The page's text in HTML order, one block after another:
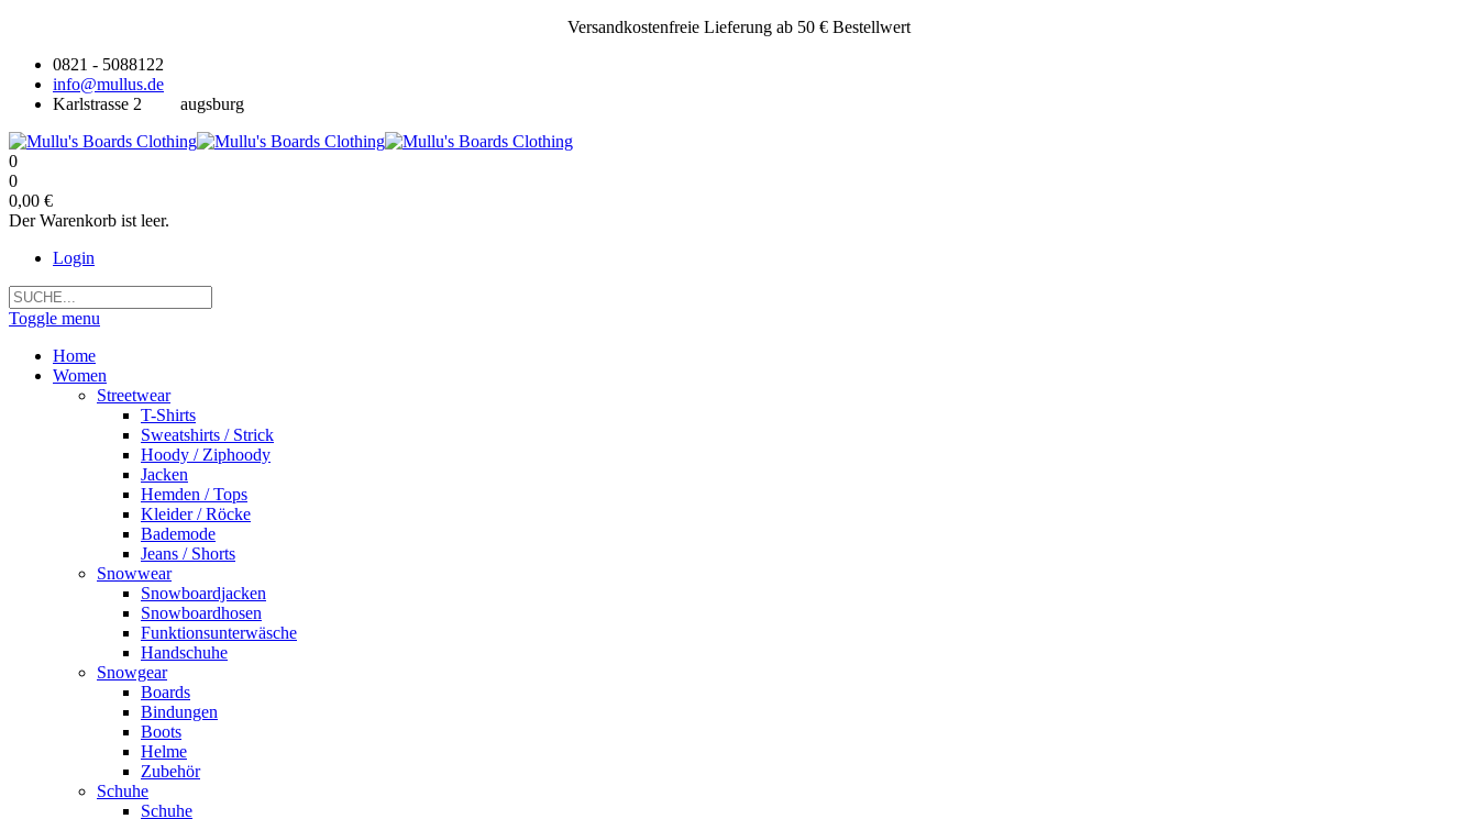
Versandkostenfreie Lieferung ab 50 € Bestellwert
0821 - 5088122
info@mullus.de
Karlstrasse 2
augsburg
0
0
0,00 €
Der Warenkorb ist leer.
Login
Toggle menu
Home
Women
Streetwear
T-Shirts
Sweatshirts / Strick
Hoody / Ziphoody
Jacken
Hemden / Tops
Kleider / Röcke
Bademode
Jeans / Shorts
Snowwear
Snowboardjacken
Snowboardhosen
Funktionsunterwäsche
Handschuhe
Snowgear
Boards
Bindungen
Boots
Helme
Zubehör
Schuhe
Schuhe